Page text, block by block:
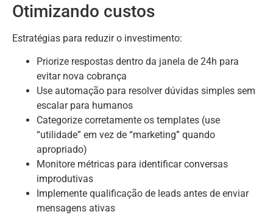
Otimizando custos
Estratégias para reduzir o investimento:
Priorize respostas dentro da janela de 24h para
evitar nova cobrança
Use automação para resolver dúvidas simples sem
escalar para humanos
Categorize corretamente os templates (use
“utilidade” em vez de “marketing” quando
apropriado)
Monitore métricas para identificar conversas
improdutivas
Implemente qualificação de leads antes de enviar
mensagens ativas